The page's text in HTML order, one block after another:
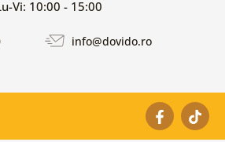
Vi: 10:00 - 15:00
info@dovido.ro